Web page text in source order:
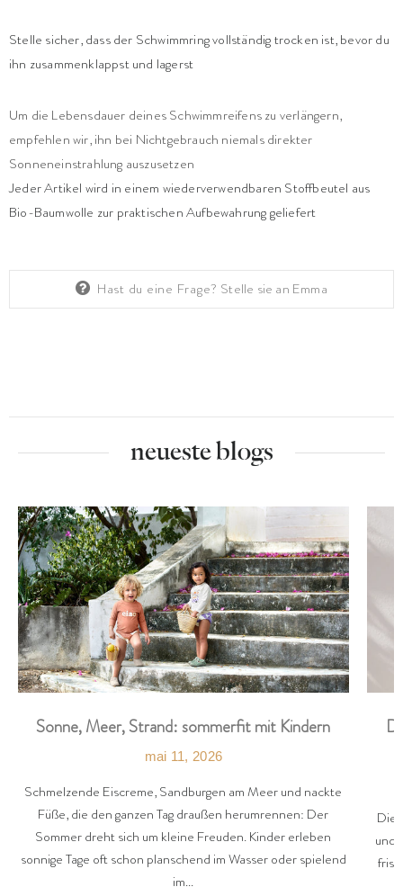
Stelle sicher, dass der Schwimmring vollständig trocken ist, bevor du
ihn zusammenklappst und lagerst
Um die Lebensdauer deines Schwimmreifens zu verlängern,
empfehlen wir, ihn bei Nichtgebrauch niemals direkter
Sonneneinstrahlung auszusetzen
Jeder Artikel wird in einem wiederverwendbaren Stoffbeutel aus
Bio-Baumwolle zur praktischen Aufbewahrung geliefert
Hast du eine Frage? Stelle sie an Emma
neueste blogs
Sonne, Meer, Strand: sommerfit mit Kindern
mai 11, 2026
Schmelzende Eiscreme, Sandburgen am Meer und nackte
Füße, die den ganzen Tag draußen herumrennen: Der
Sommer dreht sich um kleine Freuden. Kinder erleben
sonnige Tage oft schon planschend im Wasser oder spielend
im...
Die
und